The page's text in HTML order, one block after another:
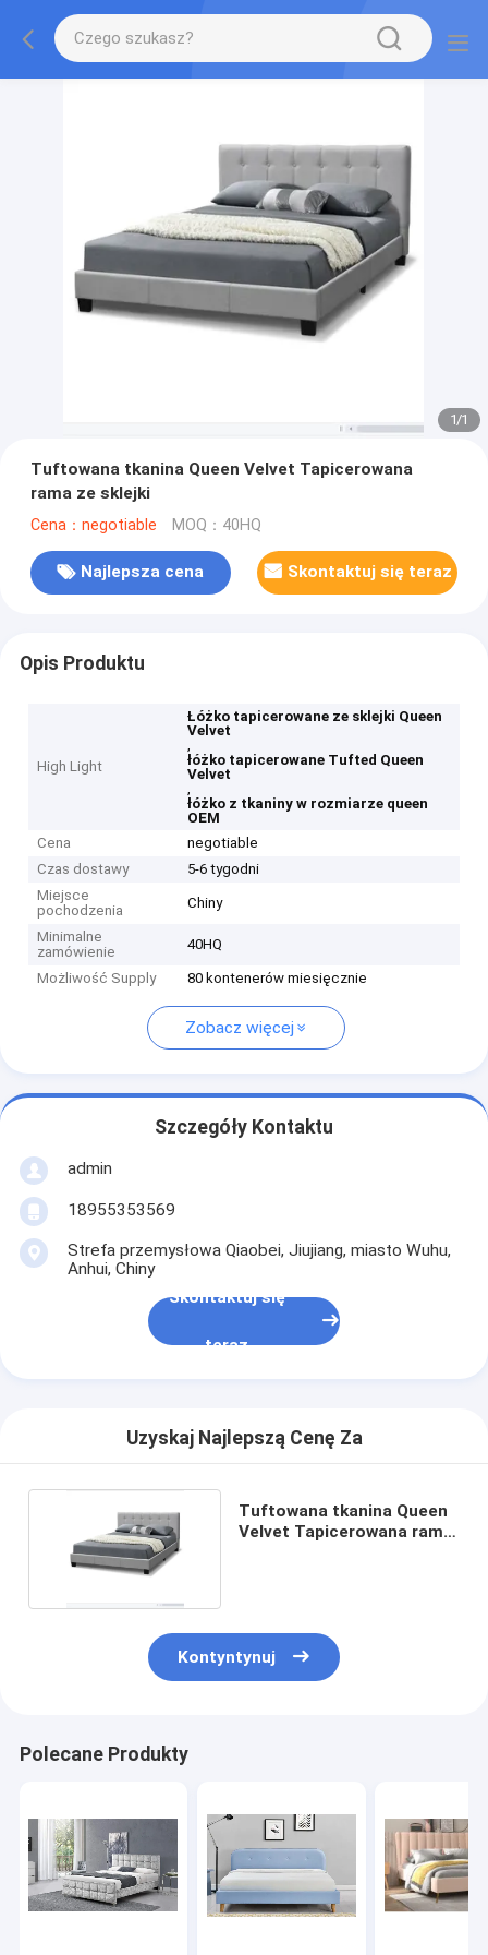
1/1
Tuftowana tkanina Queen Velvet Tapicerowana
rama ze sklejki
Cena：negotiable MOQ：40HQ
Najlepsza cena Skontaktuj się teraz
Opis Produktu
High Light
Łóżko tapicerowane ze sklejki Queen
Velvet
,
łóżko tapicerowane Tufted Queen
Velvet
,
łóżko z tkaniny w rozmiarze queen
OEM
Cena
negotiable
Czas dostawy
5-6 tygodni
Miejsce
pochodzenia
Chiny
Minimalne
zamówienie
40HQ
Możliwość Supply 80 kontenerów miesięcznie
Zobacz więcej
Szczegóły Kontaktu
admin
18955353569
Strefa przemysłowa Qiaobei, Jiujiang, miasto Wuhu,
Anhui, Chiny
Skontaktuj się
teraz
Uzyskaj Najlepszą Cenę Za
Tuftowana tkanina Queen
Velvet Tapicerowana rama
Kontyntynuj
Polecane Produkty